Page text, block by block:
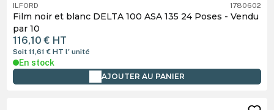
ILFORD 1780602
Film noir et blanc DELTA 100 ASA 135 24 Poses - Vendu
par 10
116,10 € HT
Soit 11,61 €HTl' unité
En stock
AJOUTER AU PANIER